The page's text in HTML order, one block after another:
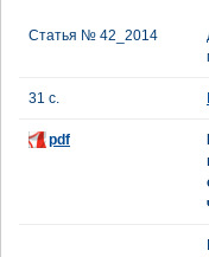
Статья № 42_2014
31 с.
pdf